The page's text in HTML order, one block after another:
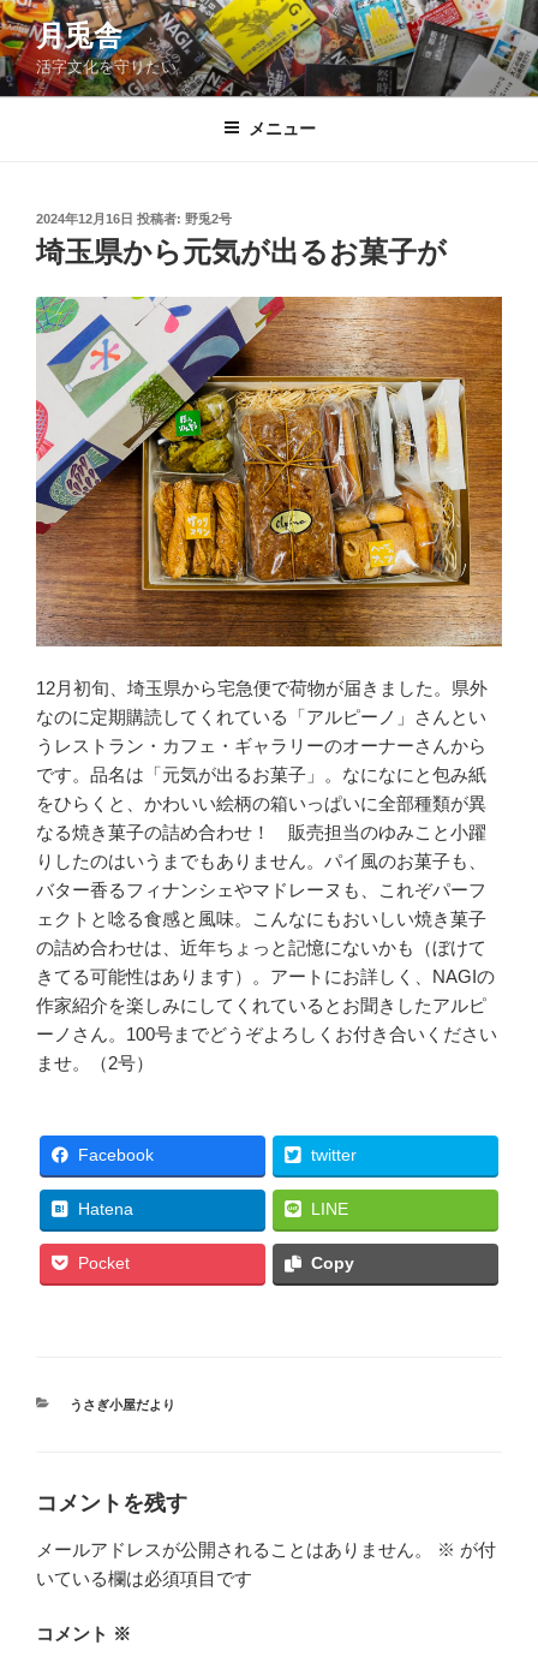
コ
ン
テ
ン
月兎舎
活字文化を守りたい
メニュー
投
稿
日:
2024年12月16日 投稿者: 野兎2号
埼玉県から元気が出るお菓子が
12月初旬、埼玉県から宅急便で荷物が届きました。県外
なのに定期購読してくれている「アルピーノ」さんとい
うレストラン・カフェ・ギャラリーのオーナーさんから
です。品名は「元気が出るお菓子」。なになにと包み紙
をひらくと、かわいい絵柄の箱いっぱいに全部種類が異
なる焼き菓子の詰め合わせ！ 販売担当のゆみこと小躍
りしたのはいうまでもありません。パイ風のお菓子も、
バター香るフィナンシェやマドレーヌも、これぞパーフ
ェクトと唸る食感と風味。こんなにもおいしい焼き菓子
の詰め合わせは、近年ちょっと記憶にないかも（ぼけて
きてる可能性はあります）。アートにお詳しく、NAGIの
作家紹介を楽しみにしてくれているとお聞きしたアルピ
ーノさん。100号までどうぞよろしくお付き合いください
ませ。（2号）
Facebook twitter
Hatena LINE
Pocket Copy
カ
うさぎ小屋だより
コメントを残す
メールアドレスが公開されることはありません。 ※ が付
いている欄は必須項目です
コメント ※